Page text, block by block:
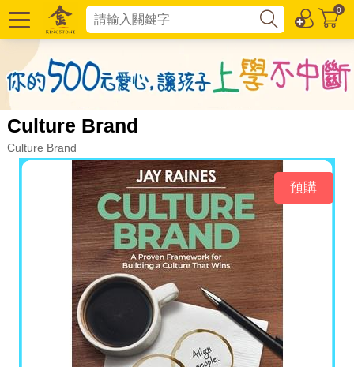
0
Culture Brand
Culture Brand
預購